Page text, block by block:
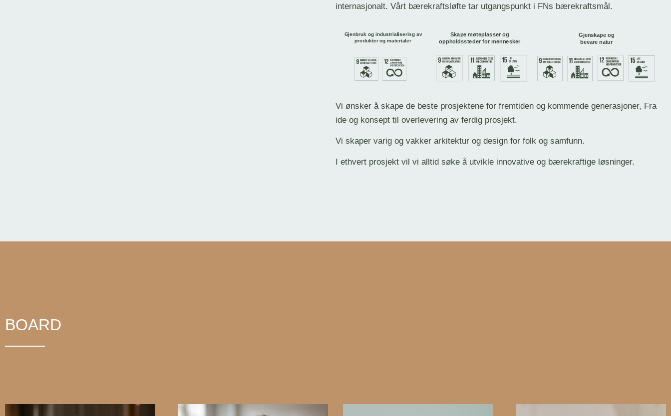
internasjonalt. Vårt bærekraftsløfte tar utgangspunkt i FNs bærekraftsmål.
Vi ønsker å skape de beste prosjektene for fremtiden og kommende generasjoner, Fra
ide og konsept til overlevering av ferdig prosjekt.
Vi skaper varig og vakker arkitektur og design for folk og samfunn.
I ethvert prosjekt vil vi alltid søke å utvikle innovative og bærekraftige løsninger.
BOARD